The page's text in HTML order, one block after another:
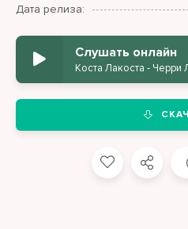
Дата релиза:
Слушать онлайн
Коста Лакоста - Черри